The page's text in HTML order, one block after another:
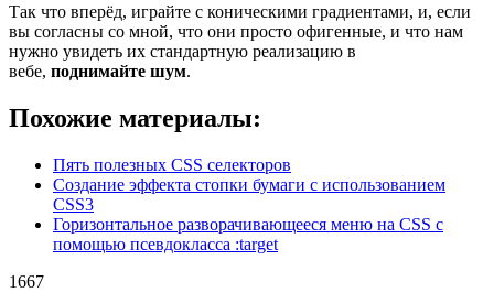
Так что вперёд, играйте с коническими градиентами, и, если
вы согласны со мной, что они просто офигенные, и что нам
нужно увидеть их стандартную реализацию в
вебе, поднимайте шум.
Похожие материалы:
Пять полезных CSS селекторов
Создание эффекта стопки бумаги с использованием
CSS3
Горизонтальное разворачивающееся меню на CSS с
помощью псевдокласса :target
1667